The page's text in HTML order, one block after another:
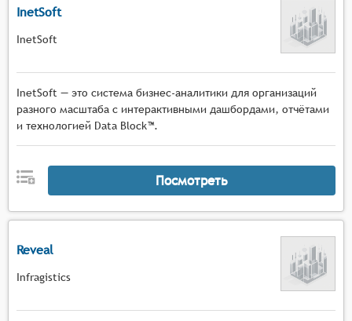
InetSoft
InetSoft
InetSoft — это система бизнес-аналитики для организаций
разного масштаба с интерактивными дашбордами, отчётами
и технологией Data Block™.
Посмотреть
Reveal
Infragistics